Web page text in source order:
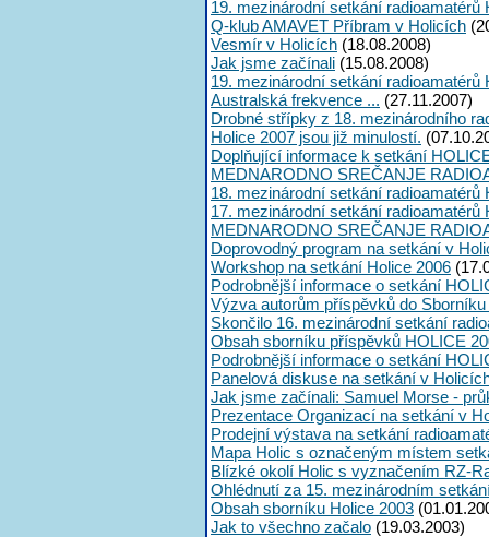
19. mezinárodní setkání
Q-klub AMAVET Příbram v Holicích
Vesmír v Holicích (18.08.2008)
Jak jsme začínali (15.08.2008)
19. mezinárodní setkání
Australská frekvence ... (27.11.2007)
Drobné střípky z 18. mezinárodního
Holice 2007 jsou již minulostí.
Doplňující informace k setkání
MEDNARODNO SREČANJE
18. mezinárodní setkání radioamatérů
17. mezinárodní setkání radioamatérů
MEDNARODNO SREČANJE
Doprovodný program na setkání v
Workshop na setkání Holice 2006
Podrobnější informace o setkání
Výzva autorům příspěvků do
Skončilo 16. mezinárodní setkání
Obsah sborníku příspěvků HOLICE
Podrobnější informace o setkání
Panelová diskuse na setkání v
Jak jsme začínali: Samuel Morse -
Prezentace Organizací na setkání v
Prodejní výstava na setkání
Mapa Holic s označeným místem
Blízké okolí Holic s vyznačením RZ-
Ohlédnutí za 15. mezinárodním
Obsah sborníku Holice 2003
Jak to všechno začalo (19.03.2003)